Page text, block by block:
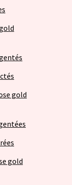
gold
gold